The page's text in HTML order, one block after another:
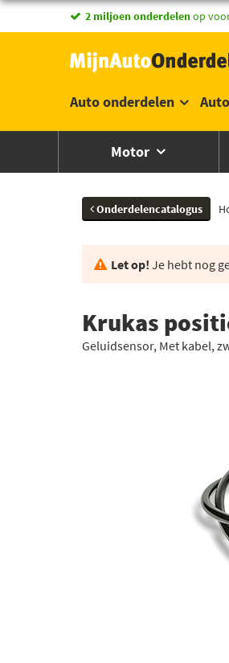
vandaag besteld,morgen in
2 miljoen onderdelenop
Auto onderdelen
Motor
Onderdelencatalogus
Let op! Je hebt nog
Krukas
Geluidsensor, Met kabel,